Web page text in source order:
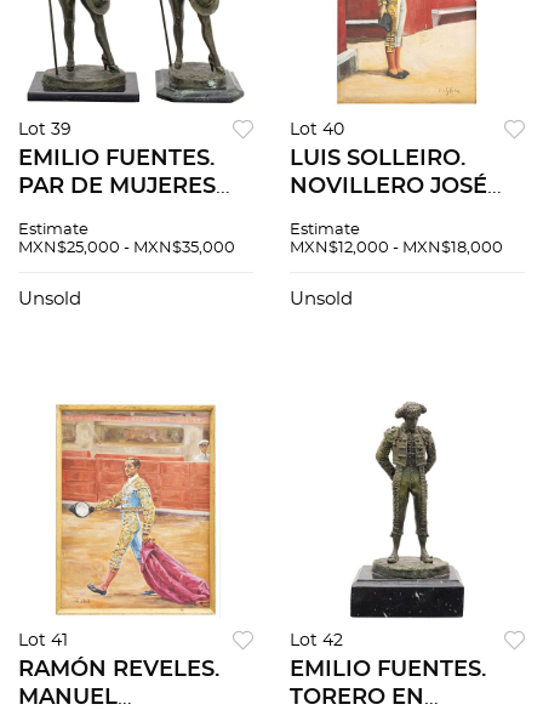
Lot 39
EMILIO FUENTES.
PAR DE MUJERES
Fundiciones en
base de mármol.
Estimate
MXN$25,000 - MXN$35,000
Unsold
Lot 40
LUIS SOLLEIRO.
NOVILLERO JOSÉ
"JOSELILLO". Óleo
"LUIS SOLLEIRO". 90
Estimate
MXN$12,000 - MXN$18,000
Unsold
Lot 41
RAMÓN REVELES.
MANUEL
Lot 42
EMILIO FUENTES.
TORERO EN